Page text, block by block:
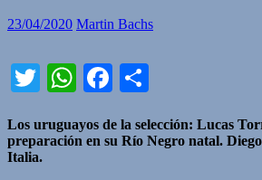
23/04/2020 Martin Bachs
TwitterWhatsApp
Facebook
Los uruguayos de la selección: Lucas
preparación en su Río Negro natal.
Italia.